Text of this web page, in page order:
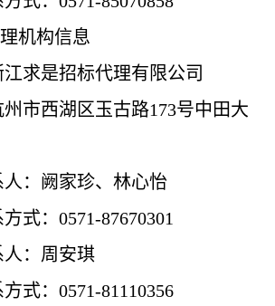
机构信息
江求是招标代理有限公司
州市西湖区玉古路173号中田大
： 阙家珍、林心怡
式： 0571-87670301
： 周安琪
式： 0571-81110356